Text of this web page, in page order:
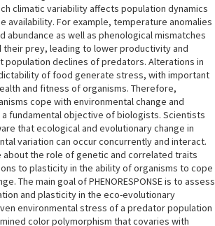
climatic variability affects population dynamics
availability. For example, temperature anomalies
abundance as well as phenological mismatches
prey, leading to lower productivity and
population declines of predators. Alterations in
of food generate stress, with important
and fitness of organisms. Therefore,
cope with environmental change and
fundamental objective of biologists. Scientists
that ecological and evolutionary change in
variation can occur concurrently and interact.
about the role of genetic and correlated traits
to plasticity in the ability of organisms to cope
The main goal of PHENORESPONSE is to assess
and plasticity in the eco-evolutionary
environmental stress of a predator population
color polymorphism that covaries with